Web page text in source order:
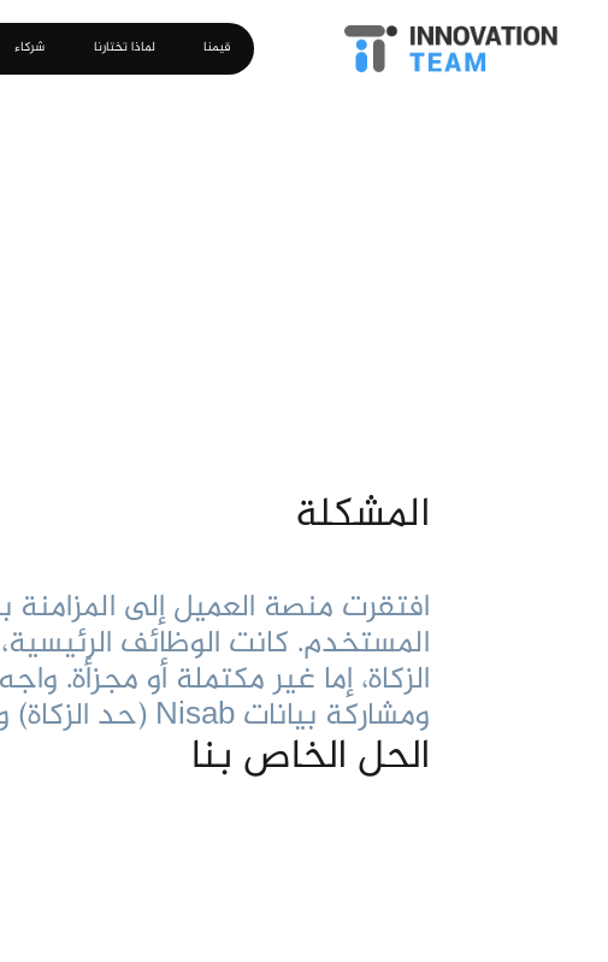
قيمنا لماذا تختارنا شركاء
المشكلة
افتقرت منصة العميل إلى
المستخدم. كانت الوظائف
الزكاة، إما غير مكتملة أو
ومشاركة بيانات Nisab (حد الزكاة) وإدارة الأدوار الإدارية بفعالية.
الحل الخاص بنا